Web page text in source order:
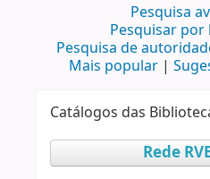
Pesquisa
Pesquisar
Pesquisa de
Mais popular
Catálogos das
Rede